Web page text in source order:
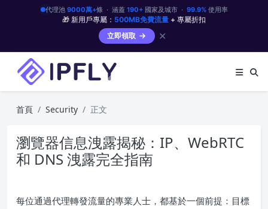
代理池 9000萬+條 · 涵蓋 190+國家及城市 · 99.9%使用率
🎁 新用戶專屬： 500MB免費流量 + 專屬折扣
立即領取
✕
首頁 Security 正文
瀏覽器信息洩露揭秘：IP、WebRTC
和 DNS 洩露完全指南
每位通過代理轉發流量的專業人士，都基於一個前提：目標